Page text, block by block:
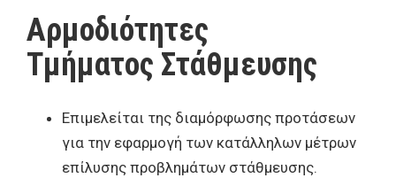
Αρμοδιότητες
Τμήματος Στάθμευσης
Επιμελείται της διαμόρφωσης προτάσεων
για την εφαρμογή των κατάλληλων μέτρων
επίλυσης προβλημάτων στάθμευσης.